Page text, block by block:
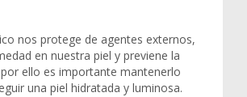
nos protege de agentes externos,
en nuestra piel y previene la
ello es importante mantenerlo
una piel hidratada y luminosa.